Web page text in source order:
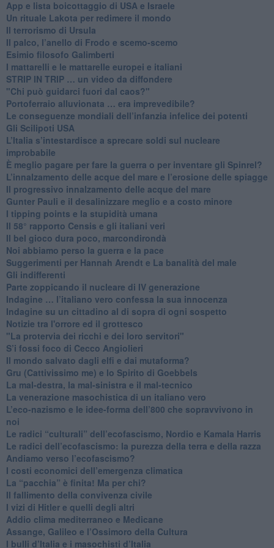
App e lista boicottaggio di USA e Israele
​Un rituale Lakota per redimere il mondo
Il terrorismo di Ursula
​Il palco, l’anello di Frodo e scemo-scemo
Esimio filosofo Galimberti
​I mattarelli e le mattarelle europei e italiani
​STRIP IN TRIP … un video da diffondere
"Chi può guidarci fuori dal caos?"
​Portoferraio alluvionata … era imprevedibile?
Le conseguenze mondiali dell’infanzia infelice dei potenti
​Gli Scilipoti USA
L’Italia s’intestardisce a sprecare soldi sul nucleare
improbabile
È meglio pagare per fare la guerra o per inventare gli Spinrel?
​L’innalzamento delle acque del mare e l’erosione delle spiagge
​Il progressivo innalzamento delle acque del mare
​Gunter Pauli e il desalinizzare meglio e a costo minore
I tipping points e la stupidità umana
​Il 58° rapporto Censis e gli italiani veri
​Il bel gioco dura poco, marcondirondà
Noi abbiamo perso la guerra e la pace
Suggerimenti per Hannah Arendt e La banalità del male
​Gli indifferenti
Parte zoppicando il nucleare di IV generazione
​Indagine … l’italiano vero confessa la sua innocenza
Indagine su un cittadino al di sopra di ogni sospetto
Notizie tra l'orrore ed il grottesco
"La protervia dei ricchi e dei loro servitori"
S’i fossi foco di Cecco Angiolieri
​Il mondo salvato dagli elfi e dai mutaforma?
Gru (Cattivissimo me) e lo Spirito di Goebbels
​La mal-destra, la mal-sinistra e il mal-tecnico
​La venerazione masochistica di un italiano vero
​L’eco-nazismo e le idee-forma dell’800 che sopravvivono in
noi
​Le radici “culturali” dell’ecofascismo, Nordio e Kamala Harris
Le radici dell’ecofascismo: la purezza della terra e della razza
Andiamo verso l’ecofascismo?
I costi economici dell’emergenza climatica
​La “pacchia” è finita! Ma per chi?
​Il fallimento della convivenza civile
​I vizi di Hitler e quelli degli altri
Addio clima mediterraneo e Medicane
​Assange, Galileo e l’Ossimoro della Cultura
​I bulli d’Italia e i masochisti d’Italia